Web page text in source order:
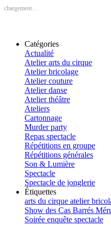
chargement…
Catégories
Actualité
Atelier arts du cirque
Atelier bricolage
Atelier couture
Atelier danse
Atelier théâtre
Ateliers
Cartonnage
Murder party
Repas spectacle
Répétitions en groupe
Répétitions générales
Son & Lumière
Spectacle
Spectacle de jonglerie
Étiquettes
arts du cirque atelier
Show des Cas Barrés
Soirée enquête spectacle